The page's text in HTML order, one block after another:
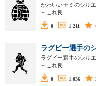
かわいいセミのシル
～これ良…
0 1,211
ラグビー選手の
ラグビー選手のシル
～これ良…
0 1,036